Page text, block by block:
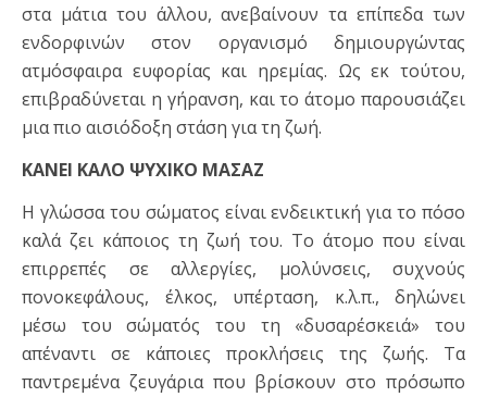
στα μάτια του άλλου, ανεβαίνουν τα επίπεδα των
ενδορφινών στον οργανισμό δημιουργώντας
ατμόσφαιρα ευφορίας και ηρεμίας. Ως εκ τούτου,
επιβραδύνεται η γήρανση, και το άτομο παρουσιάζει
μια πιο αισιόδοξη στάση για τη ζωή.
ΚΑΝΕΙ ΚΑΛΟ ΨΥΧΙΚΟ ΜΑΣΑΖ
Η γλώσσα του σώματος είναι ενδεικτική για το πόσο
καλά ζει κάποιος τη ζωή του. Το άτομο που είναι
επιρρεπές σε αλλεργίες, μολύνσεις, συχνούς
πονοκεφάλους, έλκος, υπέρταση, κ.λ.π., δηλώνει
μέσω του σώματός του τη «δυσαρέσκειά» του
απέναντι σε κάποιες προκλήσεις της ζωής. Τα
παντρεμένα ζευγάρια που βρίσκουν στο πρόσωπο